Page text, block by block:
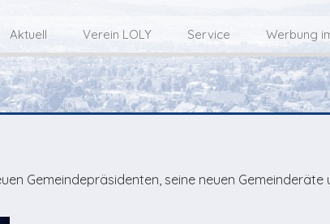
Aktuell
Willkommen bei LOLY – «Hie
bini deheim»
Aktuell
Gottesdienste Online
Verein LOLY
Der Fernseh-Verein
Macher
Redaktionsgebiet
Service
Service
Sendungs-Archiv
Agenda
Werbung
Die
Gemeindepräsidenten, seine neuen Gemeinderäte